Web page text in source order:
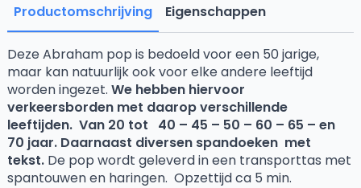
Productomschrijving Eigenschappen
Deze Abraham pop is bedoeld voor een 50 jarige,
maar kan natuurlijk ook voor elke andere leeftijd
worden ingezet. We hebben hiervoor
verkeersborden met daarop verschillende
leeftijden. Van 20 tot 40 – 45 – 50 – 60 – 65 – en
70 jaar. Daarnaast diversen spandoeken met
tekst. De pop wordt geleverd in een transporttas met
spantouwen en haringen. Opzettijd ca 5 min.